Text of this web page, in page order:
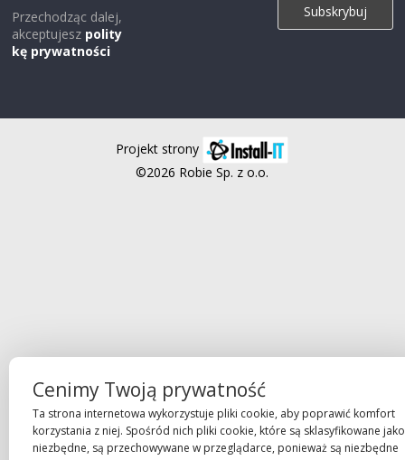
Przechodząc dalej,
akceptujesz polity
kę prywatności
Projekt strony
©2026 Robie Sp. z o.o.
Cenimy Twoją prywatność
Ta strona internetowa wykorzystuje pliki cookie, aby poprawić komfort
korzystania z niej. Spośród nich pliki cookie, które są sklasyfikowane jako
niezbędne, są przechowywane w przeglądarce, ponieważ są niezbędne